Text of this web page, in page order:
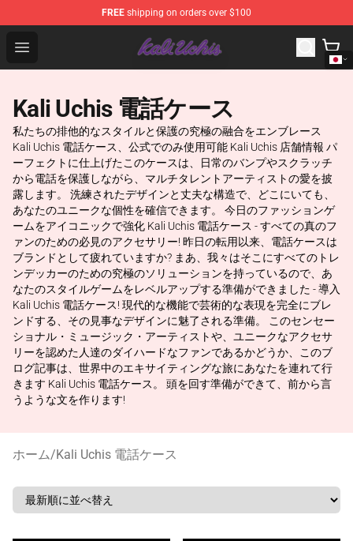
FREE shipping on orders over $100
Open menu
Kali Uchis Store - Official Kali Uchis Merchandise Shop
Kali Uchis 電話ケース
私たちの排他的なスタイルと保護の究極の融合をエンブレース
Kali Uchis 電話ケース、公式でのみ使用可能 Kali Uchis 店舗情報 パ
ーフェクトに仕上げたこのケースは、日常のバンプやスクラッチ
から電話を保護しながら、マルチタレントアーティストの愛を披
露します。 洗練されたデザインと丈夫な構造で、どこにいても、
あなたのユニークな個性を確信できます。 今日のファッションゲ
ームをアイコニックで強化 Kali Uchis 電話ケース - すべての真のフ
ァンのための必見のアクセサリー! 昨日の転用以来、電話ケースは
ブランドとして疲れていますか? まあ、我々はそこにすべてのトレ
ンデッカーのための究極のソリューションを持っているので、あ
なたのスタイルゲームをレベルアップする準備ができました - 導入
Kali Uchis 電話ケース! 現代的な機能で芸術的な表現を完全にブレ
ンドする、その見事なデザインに魅了される準備。 このセンセー
ショナル・ミュージック・アーティストや、ユニークなアクセサ
リーを認めた人達のダイハードなファンであるかどうか、このブ
ログ記事は、世界中のエキサイティングな旅にあなたを連れて行
きます Kali Uchis 電話ケース。 頭を回す準備ができて、前から言
うような文を作ります!
ホーム/Kali Uchis 電話ケース